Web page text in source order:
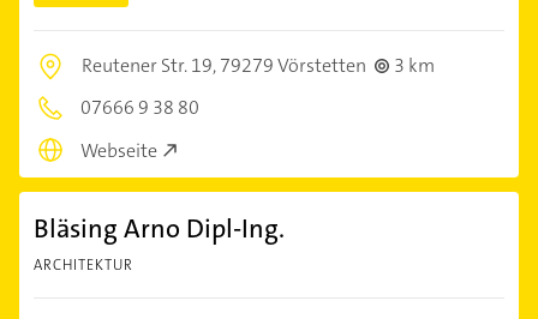
Reutener Str. 19,79279 Vörstetten
3 km
07666 9 38 80
Webseite
Bläsing Arno Dipl-Ing.
ARCHITEKTUR